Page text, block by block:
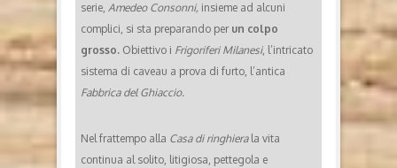
serie, Amedeo Consonni, insieme ad alcuni
complici, si sta preparando per un colpo
grosso. Obiettivo i Frigoriferi Milanesi, l’intricato
sistema di caveau a prova di furto, l’antica
Fabbrica del Ghiaccio.
Nel frattempo alla Casa di ringhierala vita
continua al solito, litigiosa, pettegola e